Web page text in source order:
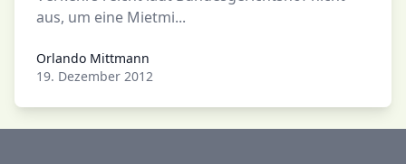
aus, um eine Mietmi...
Orlando Mittmann
Orlando Mittmann
19. Dezember 2012